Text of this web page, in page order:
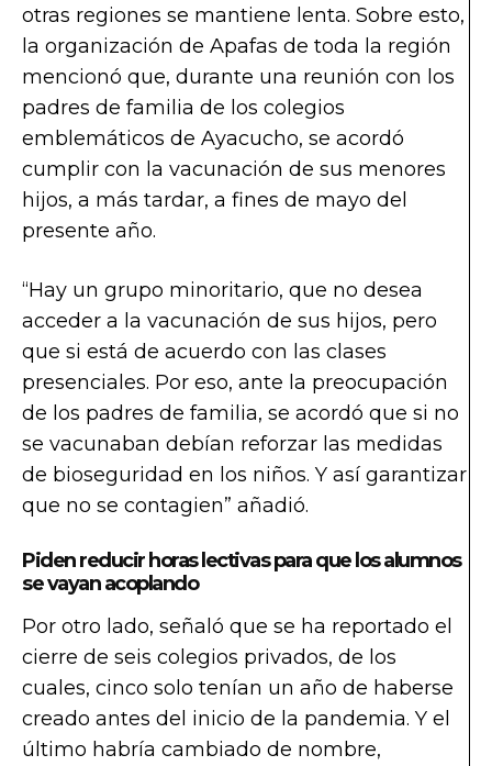
otras regiones se mantiene lenta. Sobre esto,
la organización de Apafas de toda la región
mencionó que, durante una reunión con los
padres de familia de los colegios
emblemáticos de Ayacucho, se acordó
cumplir con la vacunación de sus menores
hijos, a más tardar, a fines de mayo del
presente año.
“Hay un grupo minoritario, que no desea
acceder a la vacunación de sus hijos, pero
que si está de acuerdo con las clases
presenciales. Por eso, ante la preocupación
de los padres de familia, se acordó que si no
se vacunaban debían reforzar las medidas
de bioseguridad en los niños. Y así garantizar
que no se contagien” añadió.
Piden reducir horas lectivas para que los alumnos
se vayan acoplando
Por otro lado, señaló que se ha reportado el
cierre de seis colegios privados, de los
cuales, cinco solo tenían un año de haberse
creado antes del inicio de la pandemia. Y el
último habría cambiado de nombre,